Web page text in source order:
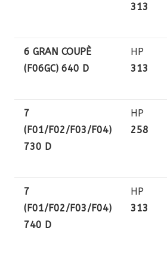
313
6 GRAN COUPÈ
(F06GC) 640 D
HP
313
7
(F01/F02/F03/F04)
730 D
HP
258
7
(F01/F02/F03/F04)
740 D
HP
313